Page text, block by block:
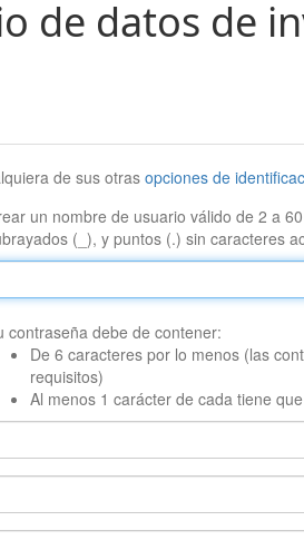
de datos de
de sus otrasopciones de
un nombre de usuario válido de 2 a
(_), y puntos (.) sin caracteres
contraseña debe de contener:
De 6 caracteres por lo menos (las
requisitos)
Al menos 1 carácter de cada tiene